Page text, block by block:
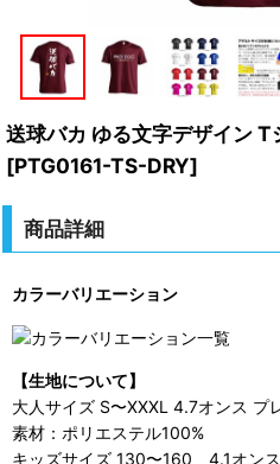
送球バカ ゆる文字デザイン T
[PTG0161-TS-DRY]
商品詳細
カラーバリエーション
【生地について】
大人サイズ S〜XXXL 4.7オンス プ
素材：ポリエステル100%
キッズサイズ 130〜160 4.1オン